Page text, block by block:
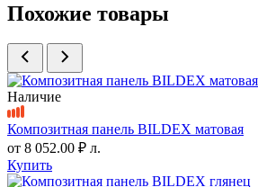
Похожие товары
Наличие
Композитная панель BILDEX матовая
от 8 052.00 ₽ л.
Купить